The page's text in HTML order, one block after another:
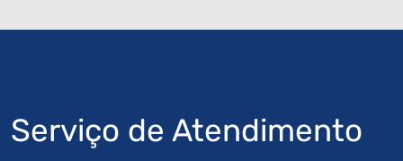
Serviço de Atendimento